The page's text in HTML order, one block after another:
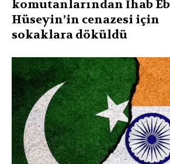
komutanlarından İhab
Hüseyin’in cenazesi için
sokaklara döküldü